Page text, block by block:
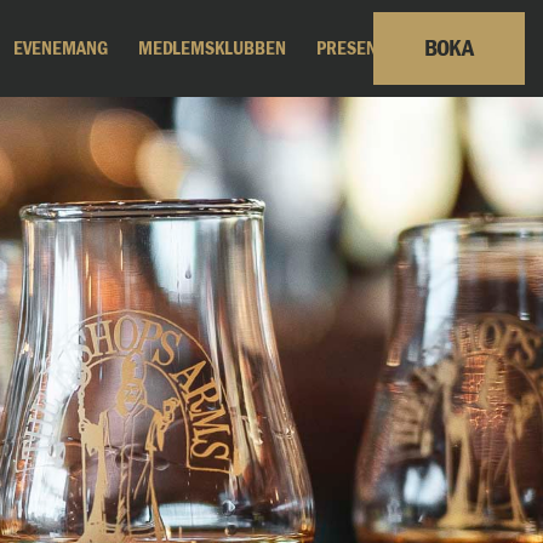
EVENEMANG MEDLEMSKLUBBEN PRESENTKORT BOKA